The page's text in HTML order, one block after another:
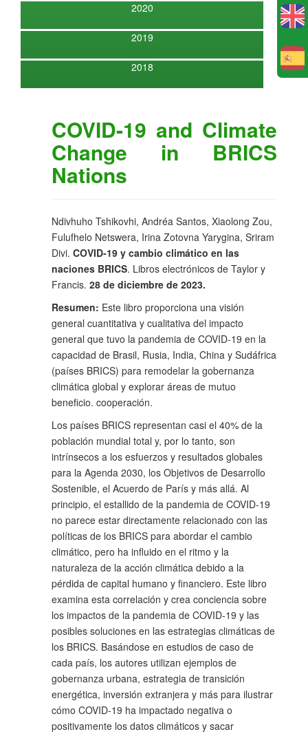
2020
2019
2018
COVID-19 and Climate
Change in BRICS
Nations
Ndivhuho Tshikovhi, Andréa Santos, Xiaolong Zou,
Fulufhelo Netswera, Irina Zotovna Yarygina, Sriram
Divi. COVID-19 y cambio climático en las
naciones BRICS. Libros electrónicos de Taylor y
Francis. 28 de diciembre de 2023.
Resumen: Este libro proporciona una visión
general cuantitativa y cualitativa del impacto
general que tuvo la pandemia de COVID-19 en la
capacidad de Brasil, Rusia, India, China y Sudáfrica
(países BRICS) para remodelar la gobernanza
climática global y explorar áreas de mutuo
beneficio. cooperación.
Los países BRICS representan casi el 40% de la
población mundial total y, por lo tanto, son
intrínsecos a los esfuerzos y resultados globales
para la Agenda 2030, los Objetivos de Desarrollo
Sostenible, el Acuerdo de París y más allá. Al
principio, el estallido de la pandemia de COVID-19
no parece estar directamente relacionado con las
políticas de los BRICS para abordar el cambio
climático, pero ha influido en el ritmo y la
naturaleza de la acción climática debido a la
pérdida de capital humano y financiero. Este libro
examina esta correlación y crea conciencia sobre
los impactos de la pandemia de COVID-19 y las
posibles soluciones en las estrategias climáticas de
los BRICS. Basándose en estudios de caso de
cada país, los autores utilizan ejemplos de
gobernanza urbana, estrategia de transición
energética, inversión extranjera y más para ilustrar
cómo COVID-19 ha impactado negativa o
positivamente los datos climáticos y sacar